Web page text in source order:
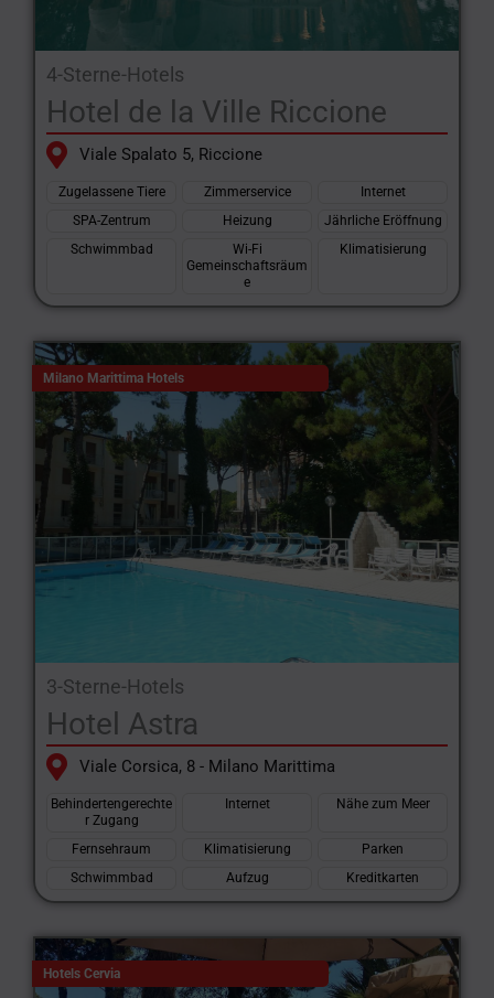
4-Sterne-Hotels
Hotel de la Ville Riccione
Viale Spalato 5, Riccione
Zugelassene Tiere Zimmerservice
Internet
SPA-Zentrum
Heizung
Jährliche Eröffnung
Schwimmbad
Wi-Fi
Gemeinschaftsräum
e
Klimatisierung
Milano Marittima Hotels
3-Sterne-Hotels
Hotel Astra
Viale Corsica, 8 - Milano Marittima
Behindertengerechte
r Zugang
Internet Nähe zum Meer
Fernsehraum Klimatisierung
Parken
Schwimmbad
Aufzug Kreditkarten
Hotels Cervia